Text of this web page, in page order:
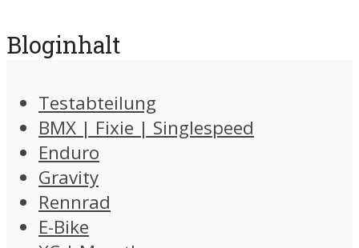
Bloginhalt
Testabteilung
BMX | Fixie | Singlespeed
Enduro
Gravity
Rennrad
E-Bike